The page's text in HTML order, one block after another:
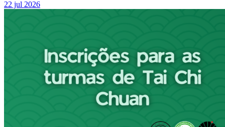
22 jul 2026